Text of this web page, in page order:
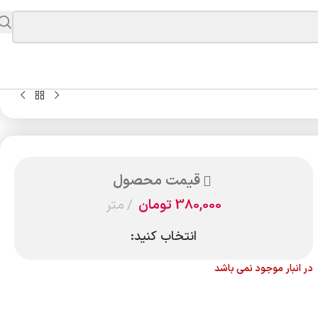
قیمت محصول
380,000تومان متر
انتخاب کنید:
در انبار موجود نمی باشد